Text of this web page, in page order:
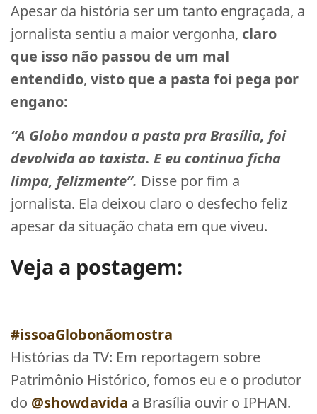
Apesar da história ser um tanto engraçada, a
jornalista sentiu a maior vergonha, claro
que isso não passou de um mal
entendido, visto que a pasta foi pega por
engano:
“A Globo mandou a pasta pra Brasília, foi
devolvida ao taxista. E eu continuo ficha
limpa, felizmente”. Disse por fim a
jornalista. Ela deixou claro o desfecho feliz
apesar da situação chata em que viveu.
Veja a postagem:
#issoaGlobonãomostra
Histórias da TV: Em reportagem sobre
Patrimônio Histórico, fomos eu e o produtor
do @showdavida a Brasília ouvir o IPHAN.